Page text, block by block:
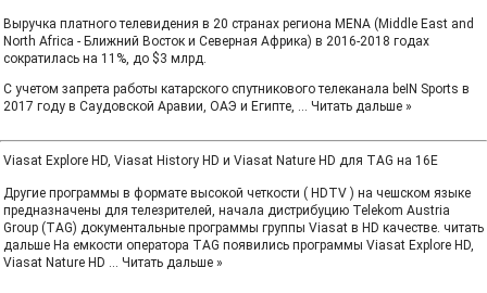
Выручка платного телевидения в 20 странах региона MENA (Middle East and
North Africa - Ближний Восток и Северная Африка) в 2016-2018 годах
сократилась на 11%, до $3 млрд.
С учетом запрета работы катарского спутникового телеканала beIN Sports в
2017 году в Саудовской Аравии, ОАЭ и Египте, ... Читать дальше »
Viasat Explore HD, Viasat History HD и Viasat Nature HD для TAG на 16E
Другие программы в формате высокой четкости ( HDTV ) на чешском языке
предназначены для телезрителей, начала дистрибуцию Telekom Austria
Group (TAG) документальные программы группы Viasat в HD качестве. читать
дальше На емкости оператора TAG появились программы Viasat Explore HD,
Viasat Nature HD ... Читать дальше »